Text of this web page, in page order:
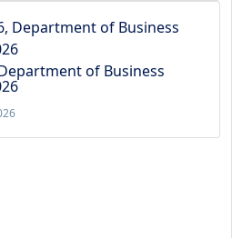
of Business